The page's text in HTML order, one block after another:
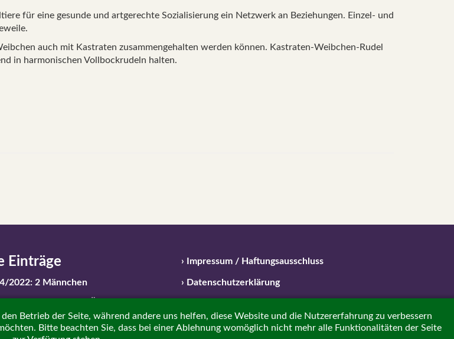
für eine gesunde und artgerechte Sozialisierung ein Netzwerk an Beziehungen. Einzel- und
auch mit Kastraten zusammengehalten werden können. Kastraten-Weibchen-Rudel
in harmonischen Vollbockrudeln halten.
Einträge
2022: 2 Männchen
Ratten gefunden?
Impressum / Haftungsausschluss
Datenschutzerklärung
Betrieb der Seite, während andere uns helfen, diese Website und die Nutzererfahrung zu verbessern
Bitte beachten Sie, dass bei einer Ablehnung womöglich nicht mehr alle Funktionalitäten der Seite